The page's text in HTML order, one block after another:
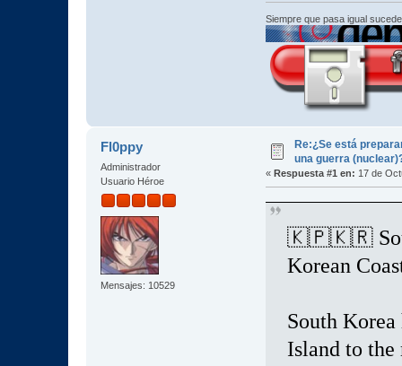
Siempre que pasa igual
Fl0ppy
Administrador
Usuario Héroe
Mensajes: 10529
Re:¿Se está
una guerra
« Respuesta #1 en: 17 de
🇰🇵🇰🇷
Korean
South
Island to